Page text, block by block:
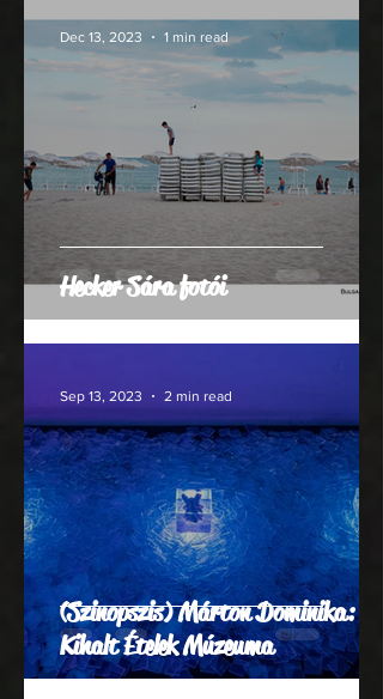
Hecker Sára fotói
Dec 13, 2023 1 min read
(Szinopszis) Márton Dominika: A
Kihalt Ételek Múzeuma
Sep 13, 2023 2 min read